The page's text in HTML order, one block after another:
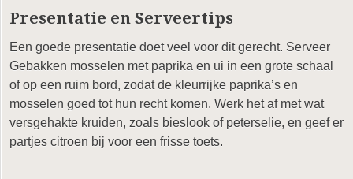
Presentatie en Serveertips
Een goede presentatie doet veel voor dit gerecht. Serveer
Gebakken mosselen met paprika en ui in een grote schaal
of op een ruim bord, zodat de kleurrijke paprika’s en
mosselen goed tot hun recht komen. Werk het af met wat
versgehakte kruiden, zoals bieslook of peterselie, en geef er
partjes citroen bij voor een frisse toets.